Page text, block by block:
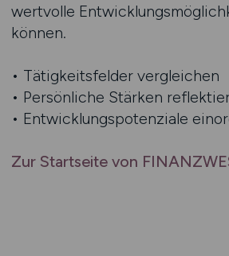
wertvolle
können.
• Tätigkeitsfelder vergleichen
• Persönliche Stärken
• Entwicklungspotenziale
Zur Startseite von